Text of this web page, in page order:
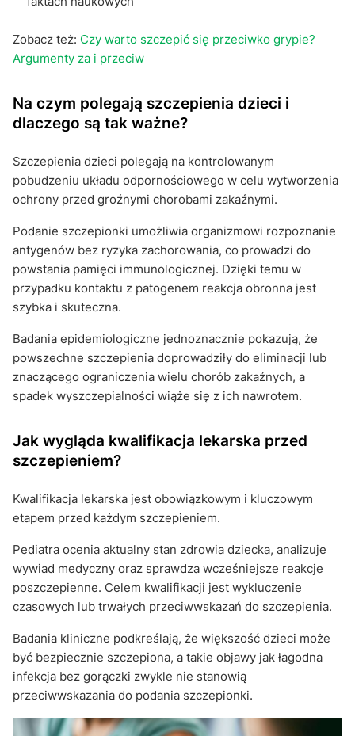
Zobacz też: Czy warto szczepić się przeciwko grypie?
Argumenty za i przeciw
Na czym polegają szczepienia dzieci i
dlaczego są tak ważne?
Szczepienia dzieci polegają na kontrolowanym
pobudzeniu układu odpornościowego w celu wytworzenia
ochrony przed groźnymi chorobami zakaźnymi.
Podanie szczepionki umożliwia organizmowi rozpoznanie
antygenów bez ryzyka zachorowania, co prowadzi do
powstania pamięci immunologicznej. Dzięki temu w
przypadku kontaktu z patogenem reakcja obronna jest
szybka i skuteczna.
Badania epidemiologiczne jednoznacznie pokazują, że
powszechne szczepienia doprowadziły do eliminacji lub
znaczącego ograniczenia wielu chorób zakaźnych, a
spadek wyszczepialności wiąże się z ich nawrotem.
Jak wygląda kwalifikacja lekarska przed
szczepieniem?
Kwalifikacja lekarska jest obowiązkowym i kluczowym
etapem przed każdym szczepieniem.
Pediatra ocenia aktualny stan zdrowia dziecka, analizuje
wywiad medyczny oraz sprawdza wcześniejsze reakcje
poszczepienne. Celem kwalifikacji jest wykluczenie
czasowych lub trwałych przeciwwskazań do szczepienia.
Badania kliniczne podkreślają, że większość dzieci może
być bezpiecznie szczepiona, a takie objawy jak łagodna
infekcja bez gorączki zwykle nie stanowią
przeciwwskazania do podania szczepionki.